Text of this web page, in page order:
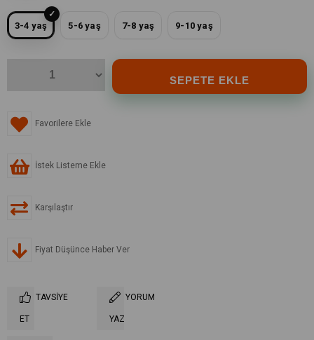
3-4 yaş 5-6 yaş 7-8 yaş 9-10 yaş
Favorilere Ekle
İstek Listeme Ekle
Karşılaştır
Fiyat Düşünce Haber Ver
TAVSIYE
ET
YORUM
YAZ